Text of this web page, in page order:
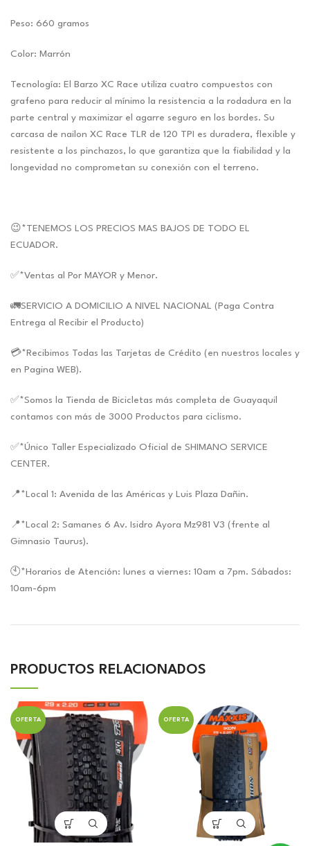
Peso: 660 gramos
Color: Marrón
Tecnología: El Barzo XC Race utiliza cuatro compuestos con
grafeno para reducir al mínimo la resistencia a la rodadura en la
parte central y maximizar el agarre seguro en los bordes. Su
carcasa de nailon XC Race TLR de 120 TPI es duradera, flexible y
resistente a los pinchazos, lo que garantiza que la fiabilidad y la
longevidad no comprometan su conexión con el terreno.
😉*TENEMOS LOS PRECIOS MAS BAJOS DE TODO EL
ECUADOR.
✅*Ventas al Por MAYOR y Menor.
🚛SERVICIO A DOMICILIO A NIVEL NACIONAL (Paga Contra
Entrega al Recibir el Producto)
💳*Recibimos Todas las Tarjetas de Crédito (en nuestros locales y
en Pagina WEB).
✅*Somos la Tienda de Bicicletas más completa de Guayaquil
contamos con más de 3000 Productos para ciclismo.
✅*Único Taller Especializado Oficial de SHIMANO SERVICE
CENTER.
📍*Local 1: Avenida de las Américas y Luis Plaza Dañin.
📍*Local 2: Samanes 6 Av. Isidro Ayora Mz981 V3 (frente al
Gimnasio Taurus).
🕙*Horarios de Atención: lunes a viernes: 10am a 7pm. Sábados:
10am-6pm
PRODUCTOS RELACIONADOS
OFERTA OFERTA